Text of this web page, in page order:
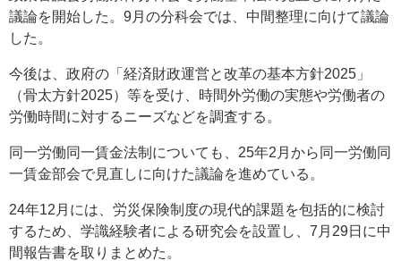
議論を開始した。9月の分科会では、中間整理に向けて議論
した。
今後は、政府の「経済財政運営と改革の基本方針2025」
（骨太方針2025）等を受け、時間外労働の実態や労働者の
労働時間に対するニーズなどを調査する。
同一労働同一賃金法制についても、25年2月から同一労働同
一賃金部会で見直しに向けた議論を進めている。
24年12月には、労災保険制度の現代的課題を包括的に検討
するため、学識経験者による研究会を設置し、7月29日に中
間報告書を取りまとめた。